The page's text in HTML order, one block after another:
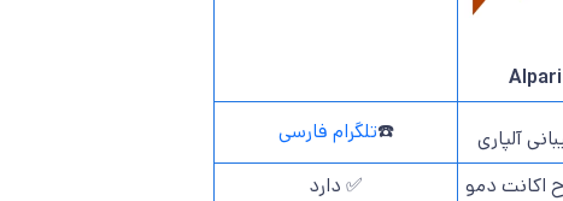
آلپاری ☎️تلگرام فارسی
اکانت دمو
✅ دارد